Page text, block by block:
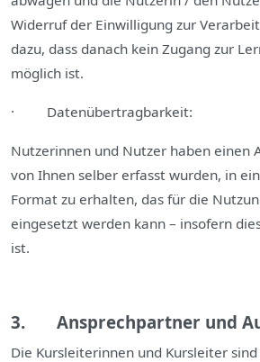
Widerruf der Einwilligung zur
dazu, dass danach kein Zugang zur
möglich ist.
· Datenübertragbarkeit:
Nutzerinnen und Nutzer haben einen
von Ihnen selber erfasst wurden, in
Format zu erhalten, das für die
eingesetzt werden kann – insofern
ist.
3. Ansprechpartner und
Die Kursleiterinnen und Kursleiter